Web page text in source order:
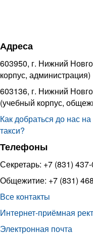
Адреса
603950, г. Нижний
корпус, администрация)
603136, г. Нижний
(учебный корпус,
Как добраться до нас
такси?
Телефоны
Секретарь: +7 (831)
Общежитие: +7 (831)
Все контакты
Интернет-приёмная
Электронная почта